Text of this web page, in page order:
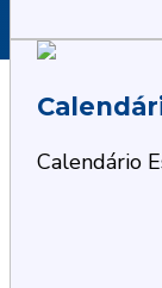
Calendário